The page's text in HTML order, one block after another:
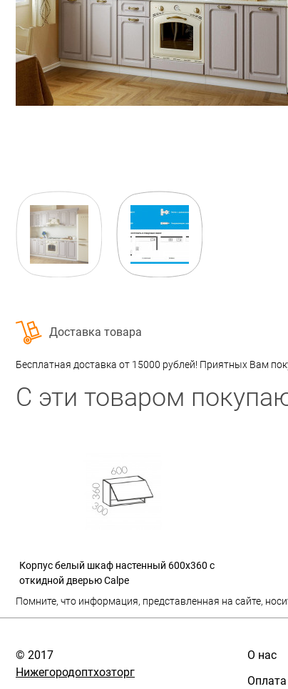
Доставка товара
Бесплатная доставка от 15000 рублей! Приятных Вам
С эти товаром
Корпус белый шкаф настенный 600х360 с
откидной дверью Calpe
Помните, что информация, представленная на сайте,
© 2017
Нижегородоптхозторг
О нас
Оплата